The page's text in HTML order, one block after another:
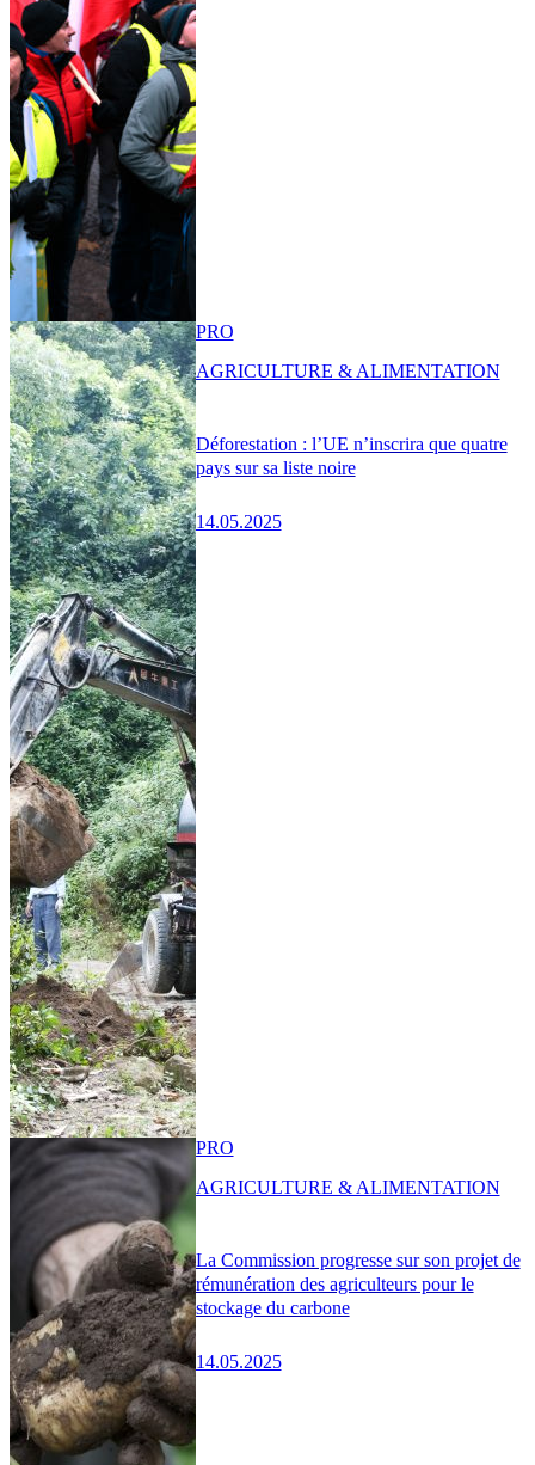
Déforestation : l’UE n’inscrira que quatre
pays sur sa liste noire
14.05.2025
PRO
AGRICULTURE & ALIMENTATION
La Commission progresse sur son projet de
rémunération des agriculteurs pour le
stockage du carbone
14.05.2025
PRO
AGRICULTURE & ALIMENTATION